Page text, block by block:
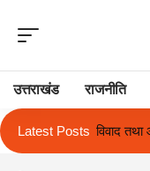
उत्तराखंड राजनीति
Latest Postsका आयोजन